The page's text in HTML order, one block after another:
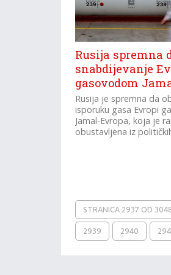
Rusija spremna
snabdijevanje
gasovodom
Rusija je spremna da
isporuku gasa Evropi
Jamal-Evropa, koja je
obustavljena iz
STRANICA 2937 OD
2939
2940